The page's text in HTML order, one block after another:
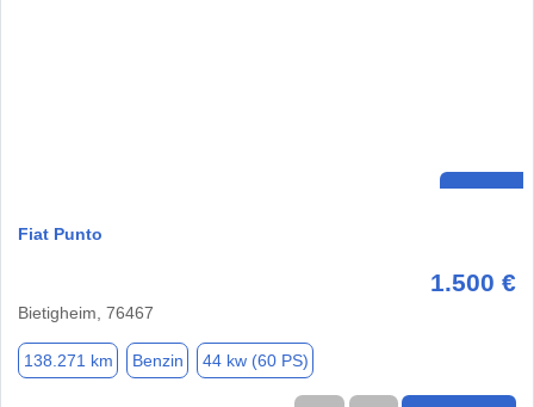
Fiat Punto
1.500 €
Bietigheim, 76467
138.271 km Benzin 44 kw (60 PS)